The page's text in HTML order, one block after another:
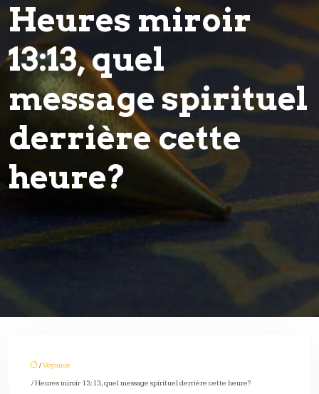
Heures miroir
13:13, quel
message spirituel
derrière cette
heure?
/Voyance
/ Heures miroir 13:13, quel message spirituel derrière cette heure?